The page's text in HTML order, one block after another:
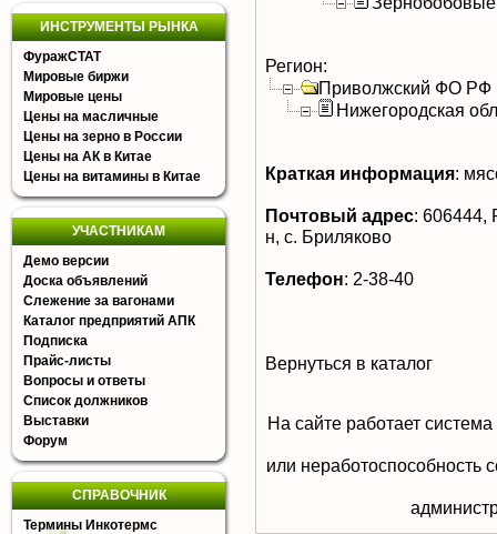
ИНСТРУМЕНТЫ РЫНКА
ФуражСТАТ
Мировые биржи
Мировые цены
Цены на масличные
Цены на зерно в России
Цены на АК в Китае
Цены на витамины в Китае
УЧАСТНИКАМ
Демо версии
Доска объявлений
Слежение за вагонами
Каталог предприятий АПК
Подписка
Прайс-листы
Вопросы и ответы
Список должников
Выставки
Форум
СПРАВОЧНИК
Термины Инкотермс
Регион:
Приволжский ФО РФ
Нижегородская
Краткая информация:
Почтовый адрес: 606444,
н, с. Бриляково
Телефон: 2-38-40
Вернуться в каталог
На сайте работает
или неработоспособность